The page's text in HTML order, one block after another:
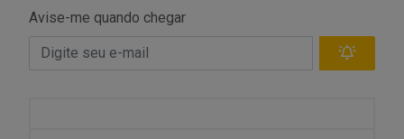
Avise-me quando chegar